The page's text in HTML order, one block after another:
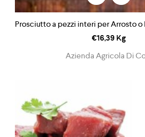
Prosciutto a pezzi interi per Arrosto
€16,39 Kg
Azienda Agricola Di